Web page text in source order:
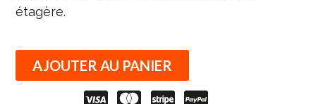
étagère.
AJOUTER AU PANIER